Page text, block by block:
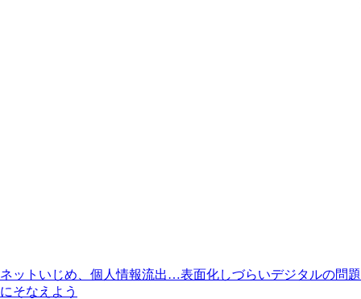
ネットいじめ、個人情報流出…表面化しづらいデジタルの問題
にそなえよう